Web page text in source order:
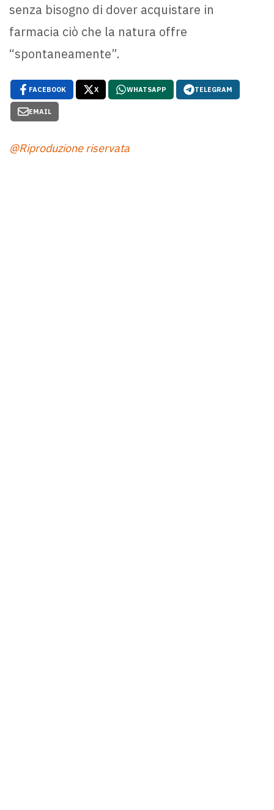
senza bisogno di dover acquistare in
farmacia ciò che la natura offre
“spontaneamente”.
FACEBOOK X WHATSAPP TELEGRAM
EMAIL
@Riproduzione riservata